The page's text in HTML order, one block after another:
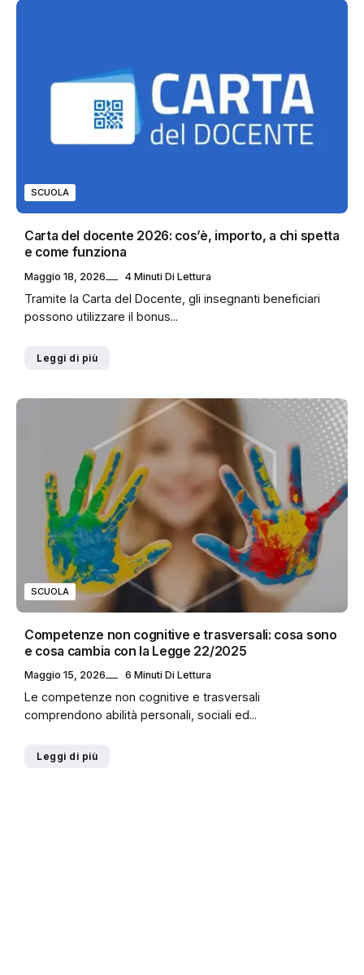
SCUOLA
Carta del docente 2026: cos’è, importo, a chi spetta
e come funziona
Maggio 18, 2026 4 Minuti Di Lettura
Tramite la Carta del Docente, gli insegnanti beneficiari
possono utilizzare il bonus...
Leggi di più
SCUOLA
Competenze non cognitive e trasversali: cosa sono
e cosa cambia con la Legge 22/2025
Maggio 15, 2026 6 Minuti Di Lettura
Le competenze non cognitive e trasversali
comprendono abilità personali, sociali ed...
Leggi di più